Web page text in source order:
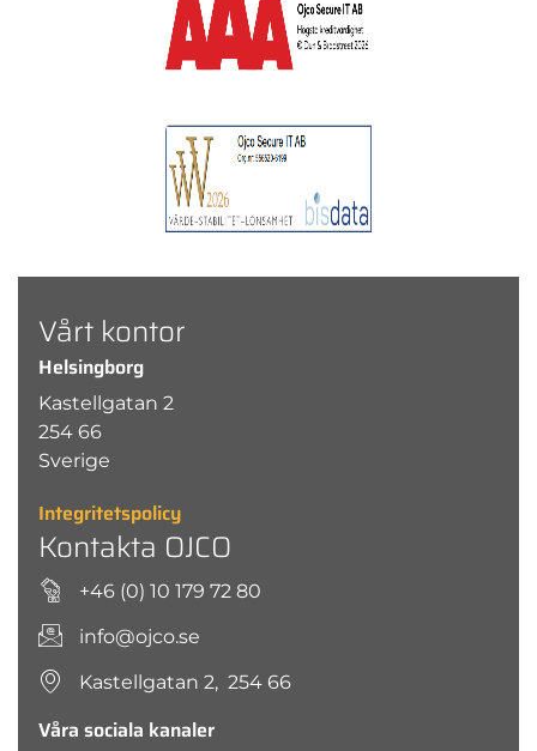
Vårt kontor
Helsingborg
Kastellgatan 2
254 66
Sverige
Integritetspolicy
Kontakta OJCO
+46 (0) 10 179 72 80
info@ojco.se
Kastellgatan 2, 254 66
Våra sociala kanaler